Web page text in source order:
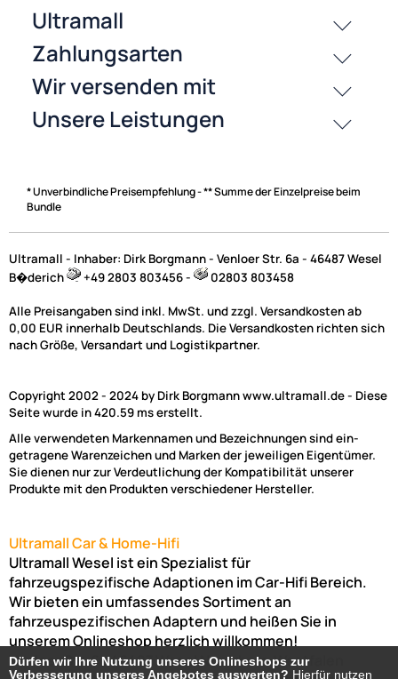
History
Zahlungsarten
* Unverbindliche Preisempfehlung - ** Summe der Einzelpreise beim
Bundle
Ultramall - Inhaber: Dirk Borgmann - Venloer Str. 6a - 46487 Wesel
B�derich
+49 2803 803456 - 02803 803458
Alle Preisangaben sind inkl. MwSt. und zzgl. Versandkosten ab
0,00 EUR innerhalb Deutschlands. Die Versandkosten richten sich
nach Größe, Versandart und Logistikpartner.
Copyright 2002 - 2024 by Dirk Borgmann www.ultramall.de - Diese
Seite wurde in 420.59 ms erstellt.
Alle verwendeten Markennamen und Bezeichnungen sind ein-
getragene Warenzeichen und Marken der jeweiligen Eigentümer.
Sie dienen nur zur Verdeutlichung der Kompatibilität unserer
Produkte mit den Produkten verschiedener Hersteller.
Ultramall Car & Home-Hifi
Ultramall Wesel ist ein Spezialist für
fahrzeugspezifische Adaptionen im Car-Hifi Bereich.
Wir bieten ein umfassendes Sortiment an
fahrzeuspezifischen Adaptern und heißen Sie in
unserem Onlineshop herzlich willkommen!
Venloer Str. 6a46487 WeselNordrhein-Westfalen
Dürfen wir Ihre Nutzung unseres Onlineshops zur
Verbesserung unseres Angebotes auswerten? Hierfür nutzen
Dürfen wir Ihre Nutzung unseres Onlineshops zur
Verbesserung unseres Angebotes auswerten? Hierfür nutzen